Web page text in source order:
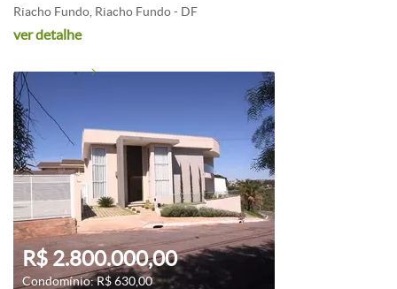
Riacho Fundo, Riacho Fundo - DF
ver detalhe
R$ 2.800.000,00
Condomínio: R$ 630,00